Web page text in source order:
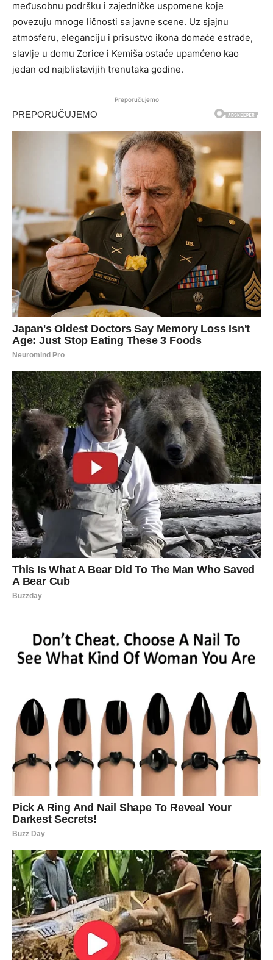
međusobnu podršku i zajedničke uspomene koje
povezuju mnoge ličnosti sa javne scene. Uz sjajnu
atmosferu, eleganciju i prisustvo ikona domaće estrade,
slavlje u domu Zorice i Kemiša ostaće upamćeno kao
jedan od najblistavijih trenutaka godine.
Preporučujemo